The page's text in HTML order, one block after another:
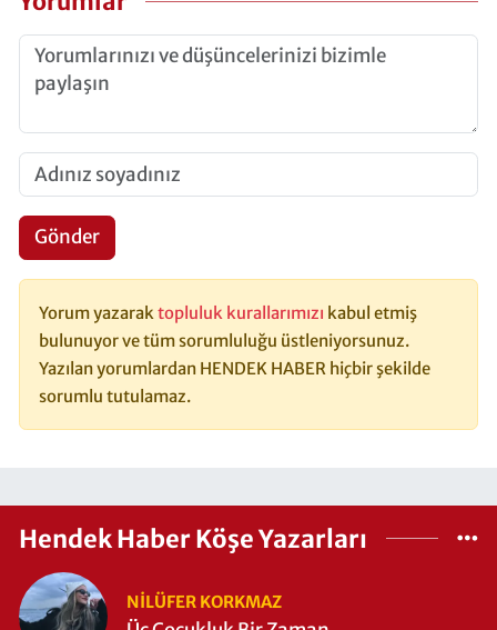
Gönder
Yorum yazarak topluluk kurallarımızı kabul etmiş
bulunuyor ve tüm sorumluluğu üstleniyorsunuz.
Yazılan yorumlardan HENDEK HABER hiçbir şekilde
sorumlu tutulamaz.
Hendek Haber Köşe Yazarları
NILÜFER KORKMAZ